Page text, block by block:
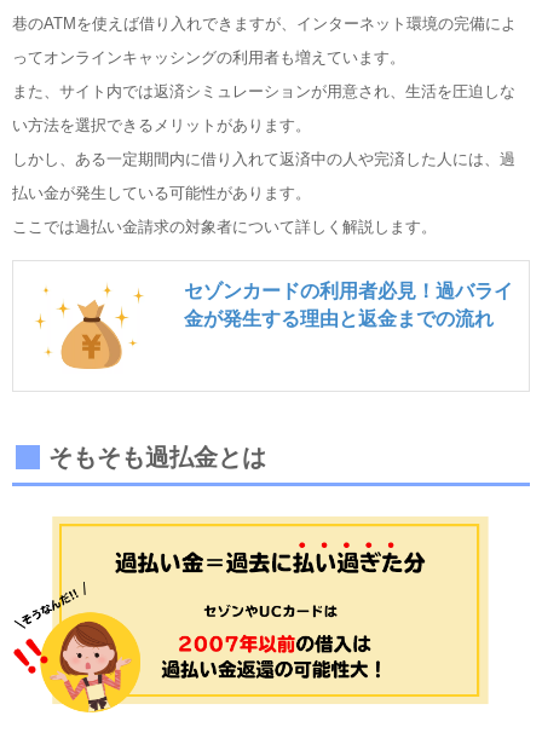
巷のATMを使えば借り入れできますが、インターネット環境の完備によ
ってオンラインキャッシングの利用者も増えています。
また、サイト内では返済シミュレーションが用意され、生活を圧迫しな
い方法を選択できるメリットがあります。
しかし、ある一定期間内に借り入れて返済中の人や完済した人には、過
払い金が発生している可能性があります。
ここでは過払い金請求の対象者について詳しく解説します。
セゾンカードの利用者必見！過バライ
金が発生する理由と返金までの流れ
そもそも過払金とは